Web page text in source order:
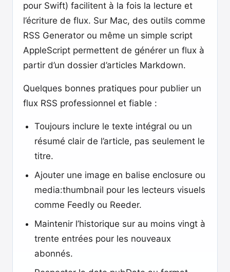
pour Swift) facilitent à la fois la lecture et
l’écriture de flux. Sur Mac, des outils comme
RSS Generator ou même un simple script
AppleScript permettent de générer un flux à
partir d’un dossier d’articles Markdown.
Quelques bonnes pratiques pour publier un
flux RSS professionnel et fiable :
Toujours inclure le texte intégral ou un
résumé clair de l’article, pas seulement le
titre.
Ajouter une image en balise enclosure ou
media:thumbnail pour les lecteurs visuels
comme Feedly ou Reeder.
Maintenir l’historique sur au moins vingt à
trente entrées pour les nouveaux
abonnés.